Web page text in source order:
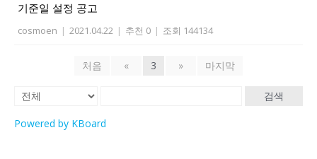
기준일 설정 공고
cosmoen | 2021.04.22 | 추천 0 | 조회 144134
처음 « 3 » 마지막
검색
Powered by KBoard